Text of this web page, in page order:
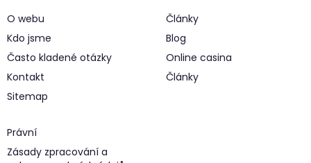
O webu
Kdo jsme
Často kladené otázky
Kontakt
Sitemap
Články
Blog
Online casina
Články
Právní
Zásady zpracování a